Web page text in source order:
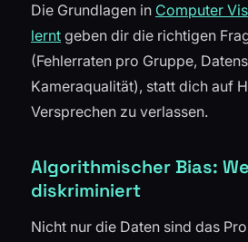
Die Grundlagen in Computer
lernt geben dir die richtigen
(Fehlerraten pro Gruppe,
Kameraqualität), statt dich auf
Versprechen zu verlassen.
Algorithmischer Bias:
diskriminiert
Nicht nur die Daten sind das